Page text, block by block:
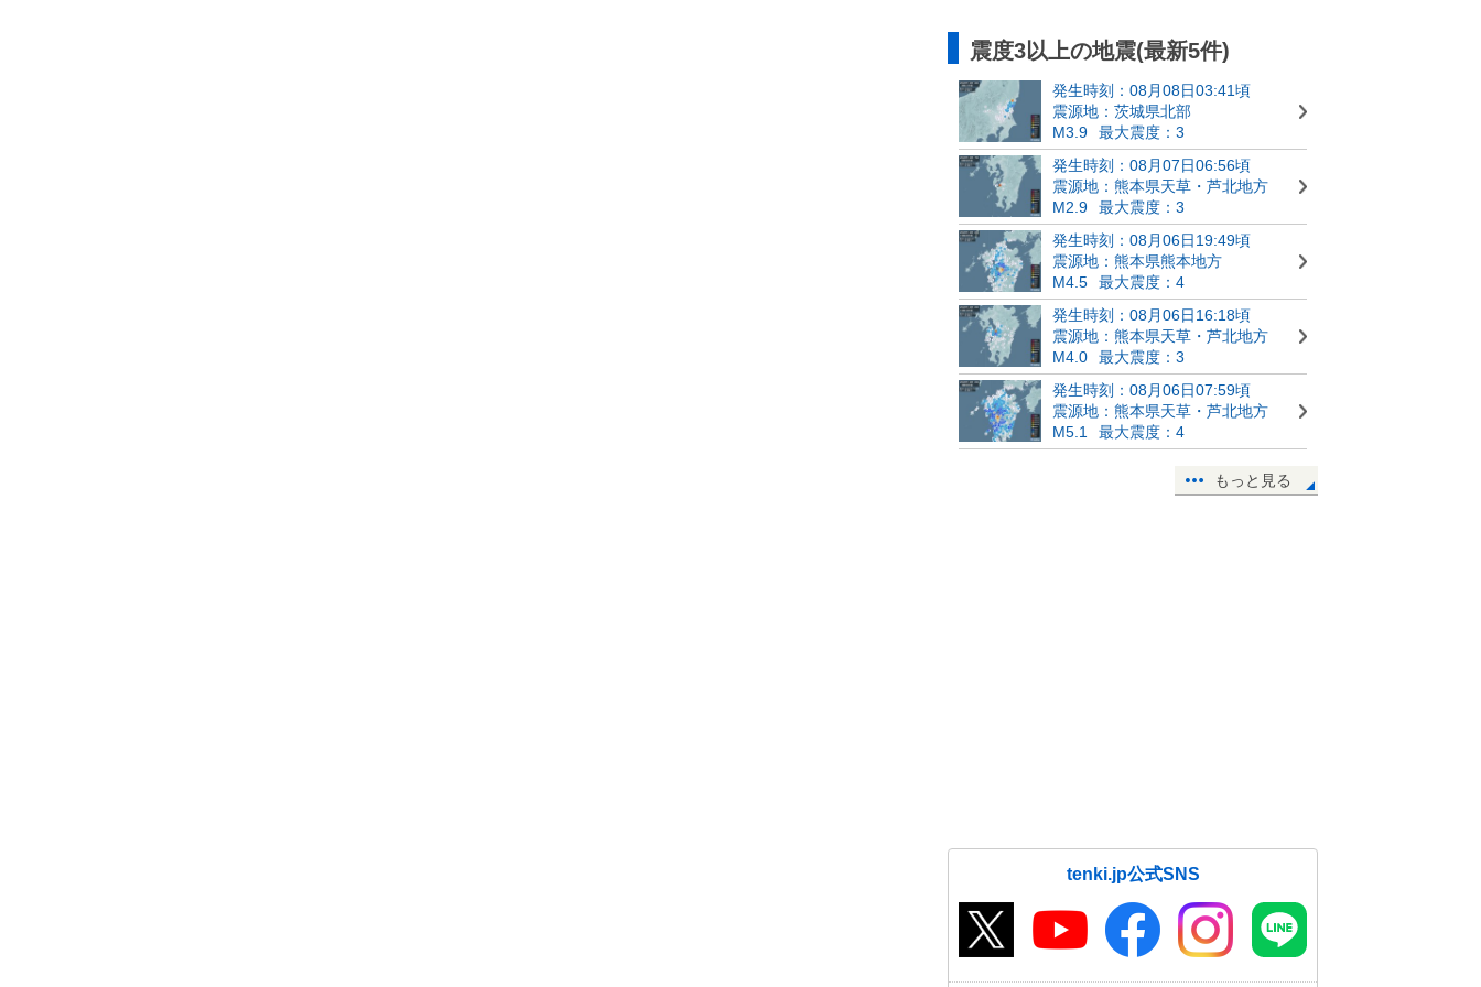
震度3以上の地震(最新5件)
発生時刻：08月08日03:41頃
震源地：茨城県北部
M3.9
最大震度：3
発生時刻：08月07日06:56頃
震源地：熊本県天草・芦北地方
M2.9
最大震度：3
発生時刻：08月06日19:49頃
震源地：熊本県熊本地方
M4.5
最大震度：4
発生時刻：08月06日16:18頃
震源地：熊本県天草・芦北地方
M4.0
最大震度：3
発生時刻：08月06日07:59頃
震源地：熊本県天草・芦北地方
M5.1
最大震度：4
もっと見る
tenki.jp公式SNS